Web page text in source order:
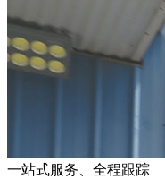
一站式服务、全程跟踪